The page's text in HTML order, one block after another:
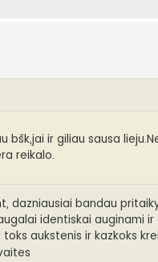
ir giliau sausa
reikalo.
dazniausiai bandau
identiskai auginami
aukstenis ir kazkoks